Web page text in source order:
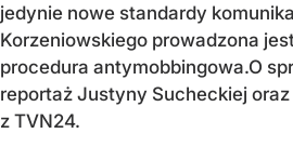
jedynie nowe standardy
Korzeniowskiego prowadzona
procedura antymobbingowa.O
reportaż Justyny Sucheckiej oraz
z TVN24.